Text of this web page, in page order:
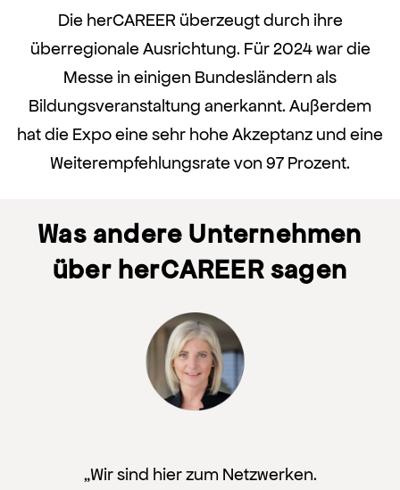
Die herCAREER überzeugt durch ihre
überregionale Ausrichtung. Für 2024 war die
Messe in einigen Bundesländern als
Bildungsveranstaltung anerkannt. Außerdem
hat die Expo eine sehr hohe Akzeptanz und eine
Weiterempfehlungsrate von 97 Prozent.
Was andere Unternehmen
über herCAREER sagen
„Wir sind hier zum Netzwerken.